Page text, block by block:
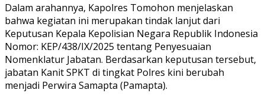
Dalam arahannya, Kapolres Tomohon menjelaskan
bahwa kegiatan ini merupakan tindak lanjut dari
Keputusan Kepala Kepolisian Negara Republik Indonesia
Nomor: KEP/438/IX/2025 tentang Penyesuaian
Nomenklatur Jabatan. Berdasarkan keputusan tersebut,
jabatan Kanit SPKT di tingkat Polres kini berubah
menjadi Perwira Samapta (Pamapta).